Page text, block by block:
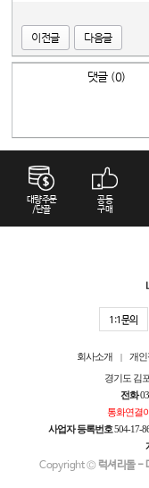
이전글 다음글
댓글 (0)
대량주문
/단골
공동
구매
1:1문의
회사소개 | 개
경기도 김
전화
통화연결
사업자 등록번호504-17-
Copyright © 럭셔리돌 -